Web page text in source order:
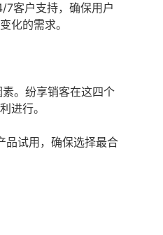
7客户支持，确保用户
化的需求。
。纷享销客在这四个
进行。
品试用，确保选择最合